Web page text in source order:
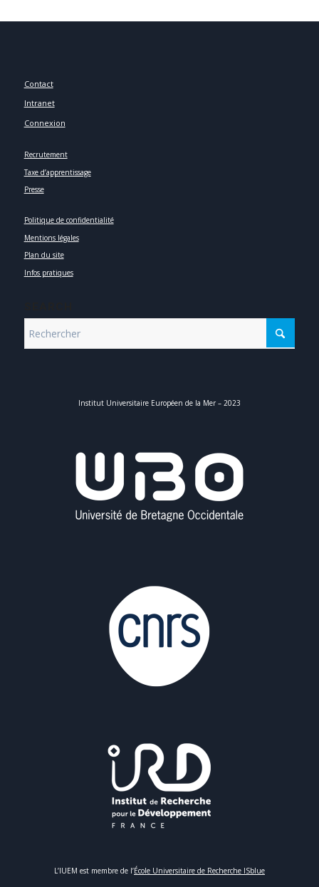
Contact
Intranet
Connexion
Recrutement
Taxe d’apprentissage
Presse
Politique de confidentialité
Mentions légales
Plan du site
Infos pratiques
Institut Universitaire Européen de la Mer – 2023
L’IUEM est membre de l’École Universitaire de Recherche ISblue